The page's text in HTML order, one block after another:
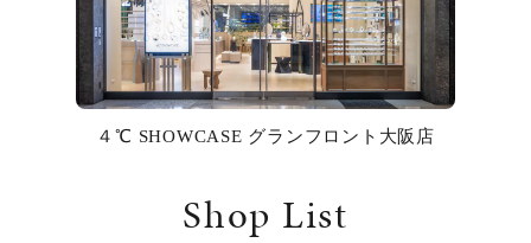
ファッションテイスト
着用シーン
４℃ SHOWCASE グランフロント大阪店
Shop List